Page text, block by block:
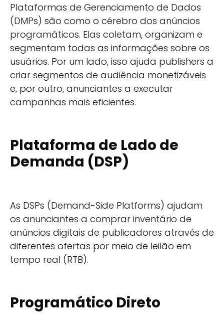
Plataformas de Gerenciamento de Dados
(DMPs) são como o cérebro dos anúncios
programáticos. Elas coletam, organizam e
segmentam todas as informações sobre os
usuários. Por um lado, isso ajuda publishers a
criar segmentos de audiência monetizáveis
e, por outro, anunciantes a executar
campanhas mais eficientes.
Plataforma de Lado de
Demanda (DSP)
As DSPs (Demand-Side Platforms) ajudam
os anunciantes a comprar inventário de
anúncios digitais de publicadores através de
diferentes ofertas por meio de leilão em
tempo real (RTB).
Programático Direto